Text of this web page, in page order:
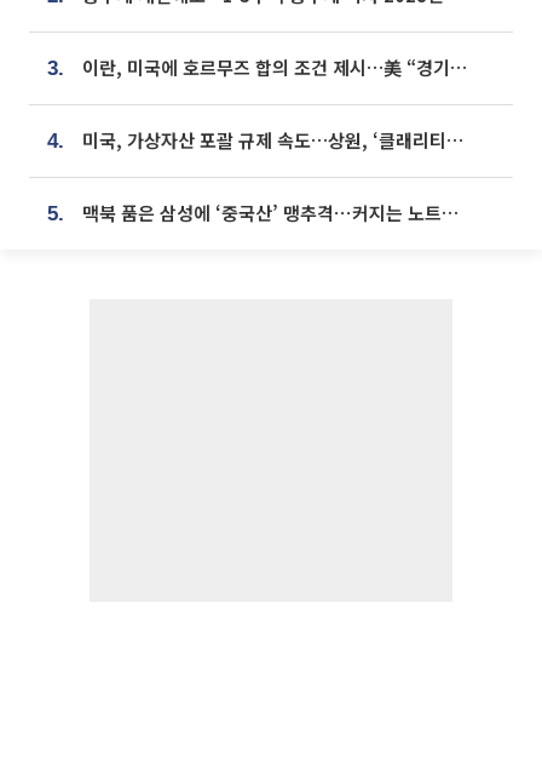
3. 이란, 미국에 호르무즈 합의 조건 제시…美 “경기 아직 안 끝나” [종합]
4. 미국, 가상자산 포괄 규제 속도…상원, ‘클래리티법’ 9월 절차투표 추진
5. 맥북 품은 삼성에 ‘중국산’ 맹추격⋯커지는 노트북 OLED 시장